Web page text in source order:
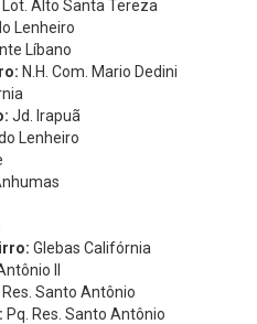
Lot. Alto Santa Tereza
Lenheiro
Líbano
N.H. Com. Mario Dedini
Jd. Irapuã
Lenheiro
Glebas Califórnia
II
Res. Santo Antônio
Pq. Res. Santo Antônio